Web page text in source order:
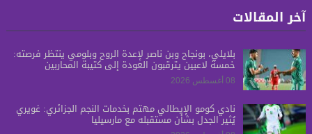
آخر المقالات
بلايلي، بونجاح وبن ناصر لإعدة الروح وبلومي ينتظر فرصته:
خمسة لاعبين يترقبون العودة إلى كتيبة المحاربين
08 أغسطس 2026
نادي كومو الإيطالي مهتم بخدمات النجم الجزائري: غويري
يُثير الجدل بشأن مستقبله مع مارسيليا